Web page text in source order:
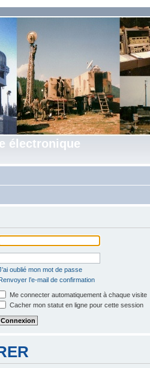
électronique
oublié mon mot de passe
l’e-mail de confirmation
Me connecter automatiquement à chaque visite
Cacher mon statut en ligne pour cette session